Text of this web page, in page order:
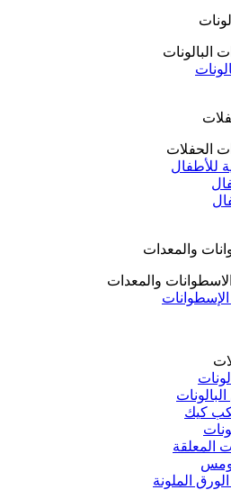
البالونات
الحفلات
للأطفال
والمعدات
والمعدات
الإسطوانات
كيك
المعلقة
الملونة